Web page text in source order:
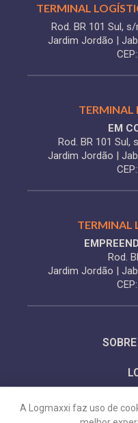
TERMINAL
Rod. BR 101 Sul,
Jardim Jordão |
TERMINAL
EM
Rod. BR 101 Sul,
Jardim Jordão |
TERMINAL
Rod.
Jardim Jordão |
A Logmaxxi faz uso de